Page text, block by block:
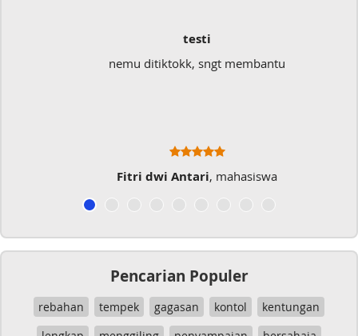
testi
nemu ditiktokk, sngt membantu
Fitri dwi Antari, mahasiswa
Pencarian Populer
rebahan tempek gagasan kontol
kentungan